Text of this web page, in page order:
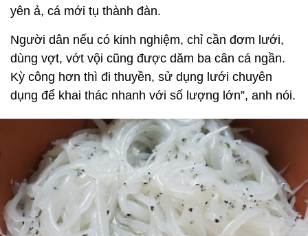
yên ả, cá mới tụ thành đàn.
Người dân nếu có kinh nghiệm, chỉ cần đơm lưới,
dùng vợt, vớt vội cũng được dăm ba cân cá ngần.
Kỳ công hơn thì đi thuyền, sử dụng lưới chuyên
dụng để khai thác nhanh với số lượng lớn”, anh nói.